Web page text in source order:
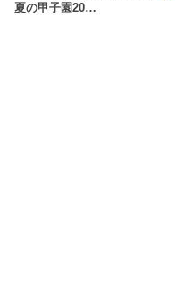
夏の甲子園20…